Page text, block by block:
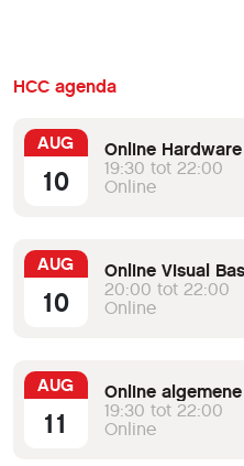
HCC agenda
AUG
10
Online
19:30 tot 22:00
Online
AUG
10
Online Visual
20:00 tot 22:00
Online
AUG
11
Online
19:30 tot 22:00
Online